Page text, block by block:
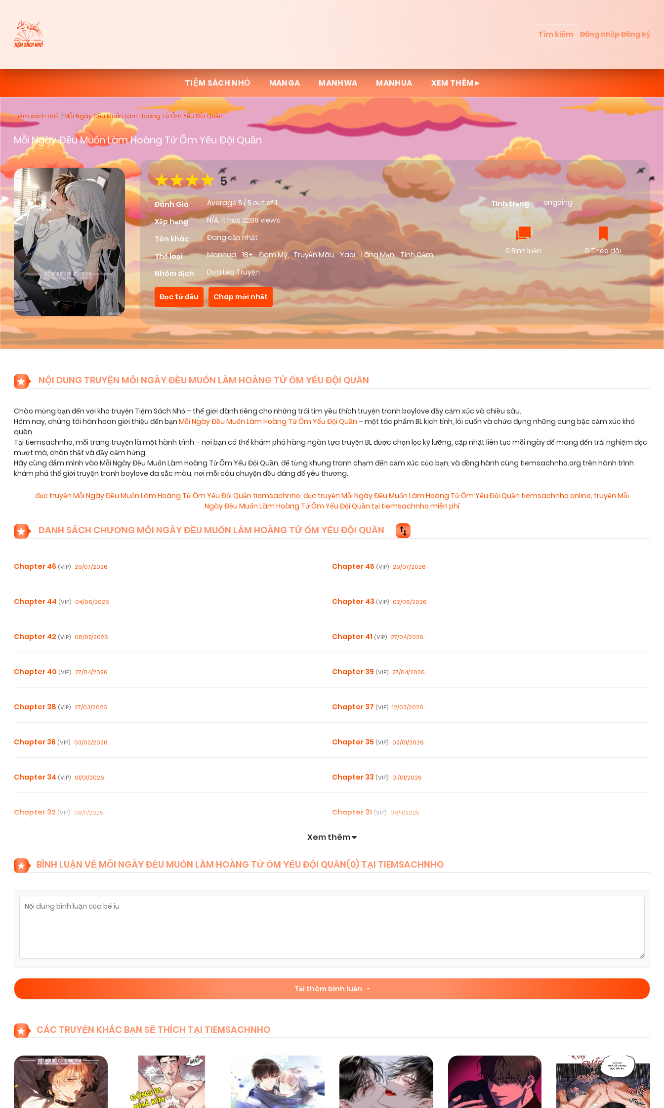
Tìm kiếm Đăng nhậpĐăng ký
TIỆM SÁCH NHỎ MANGA MANHWA MANHUA XEM THÊM ▸
Tiệm sách nhỏ Mỗi Ngày Đều Muốn Làm Hoàng Tử Ốm Yếu Đội Quần
Mỗi Ngày Đều Muốn Làm Hoàng Tử Ốm Yếu Đội Quần
5
Đánh Giá Average5/5 out of1
Xếp hạng
N/A, it has 2288 views
Tên khác
Đang cập nhật
Thể loại
Manhua, 18+, Đam Mỹ, Truyện Màu, Yaoi, Lãng Mạn, Tình Cảm
Nhóm dịch
Dưa Leo Truyện
Tình trạng ongoing
0 Bình luận 0 Theo dõi
Đọc từ đầu Chap mới nhất
NỘI DUNG TRUYỆN MỖI NGÀY ĐỀU MUỐN LÀM HOÀNG TỬ ỐM YẾU ĐỘI QUẦN
Chào mừng bạn đến với kho truyện Tiệm Sách Nhỏ – thế giới dành riêng cho những trái tim yêu thích truyện tranh boylove đầy cảm xúc và chiều sâu.
Hôm nay, chúng tôi hân hoan giới thiệu đến bạn Mỗi Ngày Đều Muốn Làm Hoàng Tử Ốm Yếu Đội Quần – một tác phẩm BL kịch tính, lôi cuốn và chứa đựng những cung bậc cảm xúc khó
quên.
Tại tiemsachnho, mỗi trang truyện là một hành trình – nơi bạn có thể khám phá hàng ngàn tựa truyện BL được chọn lọc kỹ lưỡng, cập nhật liên tục mỗi ngày để mang đến trải nghiệm đọc
mượt mà, chân thật và đầy cảm hứng.
Hãy cùng đắm mình vào Mỗi Ngày Đều Muốn Làm Hoàng Tử Ốm Yếu Đội Quần, để từng khung tranh chạm đến cảm xúc của bạn, và đồng hành cùng tiemsachnho.org trên hành trình
khám phá thế giới truyện tranh boylove đa sắc màu, nơi mỗi câu chuyện đều đáng để yêu thương.
đọc truyện Mỗi Ngày Đều Muốn Làm Hoàng Tử Ốm Yếu Đội Quần tiemsachnho, đọc truyện Mỗi Ngày Đều Muốn Làm Hoàng Tử Ốm Yếu Đội Quần tiemsachnho online, truyện Mỗi
Ngày Đều Muốn Làm Hoàng Tử Ốm Yếu Đội Quần tại tiemsachnho miễn phí
DANH SÁCH CHƯƠNG MỖI NGÀY ĐỀU MUỐN LÀM HOÀNG TỬ ỐM YẾU ĐỘI QUẦN
Chapter 46 (VIP) 29/07/2026 Chapter 45 (VIP) 29/07/2026
Chapter 44 (VIP) 04/06/2026 Chapter 43 (VIP) 02/06/2026
Chapter 42 (VIP) 08/05/2026 Chapter 41 (VIP) 27/04/2026
Chapter 40 (VIP) 27/04/2026 Chapter 39 (VIP) 27/04/2026
Chapter 38 (VIP) 27/03/2026 Chapter 37 (VIP) 12/03/2026
Chapter 36 (VIP) 03/02/2026 Chapter 35 (VIP) 02/01/2026
Chapter 34 (VIP) 01/01/2026 Chapter 33 (VIP) 01/01/2026
Chapter 32 (VIP) 08/11/2025 Chapter 31 (VIP) 08/11/2025
Chapter 22 Chapter 21
Chapter 20 08/11/2025
Chapter 18(VIP) 08/11/2025 Chapter 17 (VIP) 08/11/2025
Chapter 16(VIP) 08/11/2025 Chapter 15(VIP) 08/11/2025
Xem thêm
BÌNH LUẬN VỀ MỖI NGÀY ĐỀU MUỐN LÀM HOÀNG TỬ ỐM YẾU ĐỘI QUẦN(0) TẠI TIEMSACHNHO
Tải thêm bình luận
CÁC TRUYỆN KHÁC BẠN SẼ THÍCH TẠI TIEMSACHNHO